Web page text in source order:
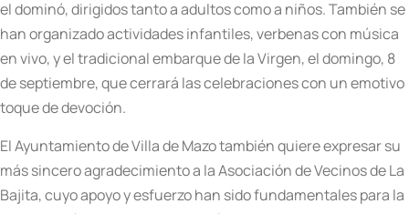
el dominó, dirigidos tanto a adultos como a niños. También se
han organizado actividades infantiles, verbenas con música
en vivo, y el tradicional embarque de la Virgen, el domingo, 8
de septiembre, que cerrará las celebraciones con un emotivo
toque de devoción.
El Ayuntamiento de Villa de Mazo también quiere expresar su
más sincero agradecimiento a la Asociación de Vecinos de La
Bajita, cuyo apoyo y esfuerzo han sido fundamentales para la